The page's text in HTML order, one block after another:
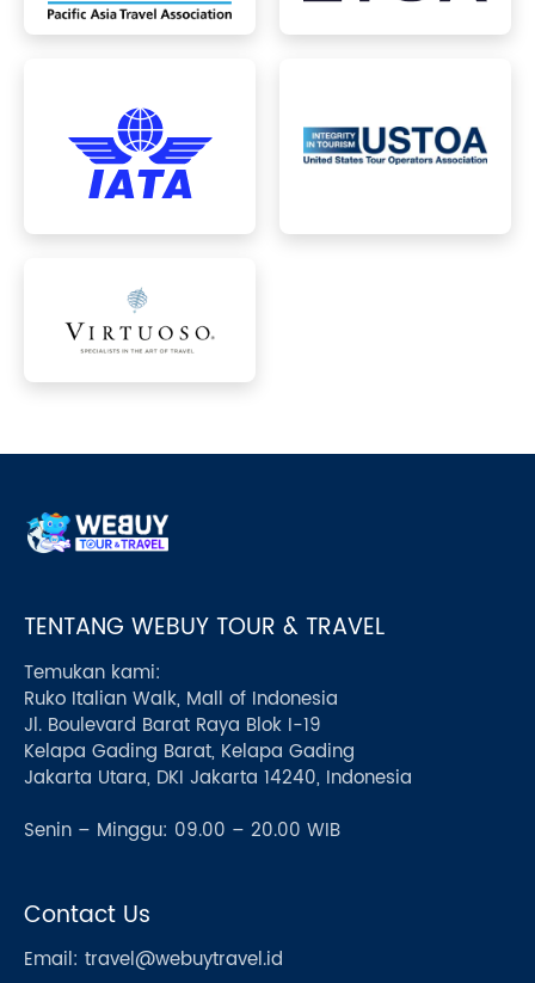
TENTANG WEBUY TOUR & TRAVEL
Temukan kami:
Ruko Italian Walk, Mall of Indonesia
Jl. Boulevard Barat Raya Blok I-19
Kelapa Gading Barat, Kelapa Gading
Jakarta Utara, DKI Jakarta 14240, Indonesia
Senin – Minggu: 09.00 – 20.00 WIB
Contact Us
Email: travel@webuytravel.id